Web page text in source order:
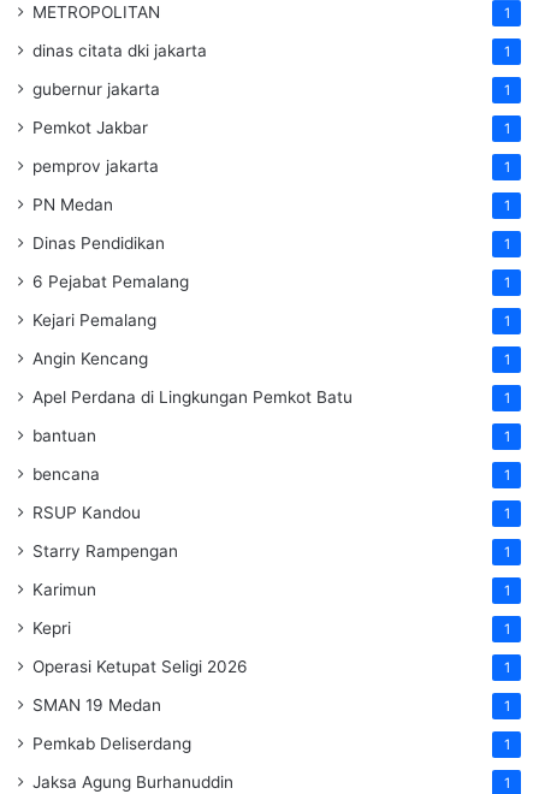
METROPOLITAN 1
dinas citata dki jakarta 1
gubernur jakarta 1
Pemkot Jakbar 1
pemprov jakarta 1
PN Medan 1
Dinas Pendidikan 1
6 Pejabat Pemalang 1
Kejari Pemalang 1
Angin Kencang 1
Apel Perdana di Lingkungan Pemkot Batu 1
bantuan 1
bencana 1
RSUP Kandou 1
Starry Rampengan 1
Karimun 1
Kepri 1
Operasi Ketupat Seligi 2026 1
SMAN 19 Medan 1
Pemkab Deliserdang 1
Jaksa Agung Burhanuddin 1